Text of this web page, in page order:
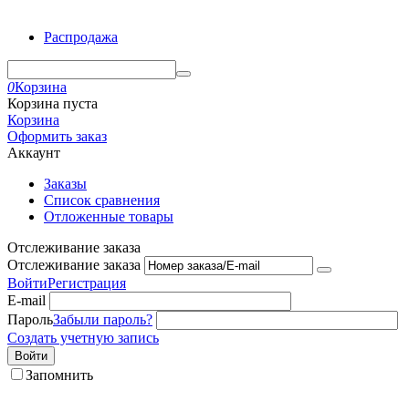
Распродажа
0Корзина
Корзина пуста
Корзина
Оформить заказ
Аккаунт
Заказы
Список сравнения
Отложенные товары
Отслеживание заказа
Отслеживание заказа
ВойтиРегистрация
E-mail
ПарольЗабыли пароль?
Создать учетную запись
Войти
Запомнить